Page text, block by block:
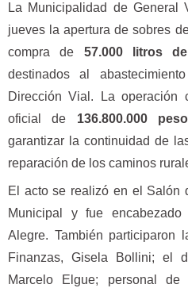
La Municipalidad de General
jueves la apertura de sobres
compra de 57.000 litros
destinados al
Dirección Vial. La operación
oficial de 136.800.000
garantizar la continuidad de
reparación de los caminos
El acto se realizó en el Salón
Municipal y fue
Alegre. También participaron
Finanzas, Gisela Bollini; el
Marcelo Elgue; personal